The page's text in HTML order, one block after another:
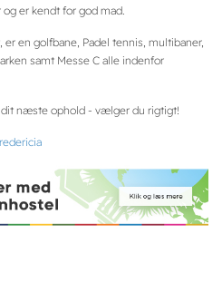
er kendt for god mad.
en golfbane, Padel tennis, multibaner,
samt Messe C alle indenfor
næste ophold - vælger du rigtigt!